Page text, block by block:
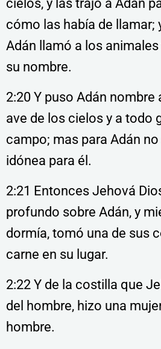
cielos, y las trajo a Adán
cómo las había de llamar;
Adán llamó a los
su nombre.
2:20 Y puso Adán nombre
ave de los cielos y a todo
campo; mas para Adán
idónea para él.
2:21 Entonces Jehová
profundo sobre Adán, y
dormía, tomó una de sus
carne en su lugar.
2:22 Y de la costilla que
del hombre, hizo una
hombre.